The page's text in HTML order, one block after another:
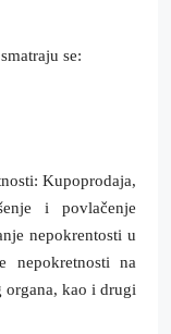
se:
Kupoprodaja,
i povlačenje
nepokrentosti u
nepokretnosti na
kao i drugi